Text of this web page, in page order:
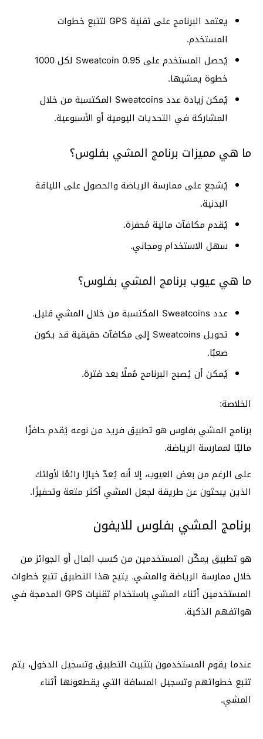
يعتمد البرنامج على تقنية GPS لتتبع خطوات
المستخدم.
يُحصل المستخدم على 0.95 Sweatcoin لكل 1000
خطوة يمشيها.
يُمكن زيادة عدد Sweatcoins المكتسبة من خلال
المشاركة في التحديات اليومية أو الأسبوعية.
ما هي مميزات برنامج المشي بفلوس؟
يُشجع على ممارسة الرياضة والحصول على اللياقة
البدنية.
يُقدم مكافآت مالية مُحفزة.
سهل الاستخدام ومجاني.
ما هي عيوب برنامج المشي بفلوس؟
عدد Sweatcoins المكتسبة من خلال المشي قليل.
تحويل Sweatcoins إلى مكافآت حقيقية قد يكون
صعبًا.
يُمكن أن يُصبح البرنامج مُملًا بعد فترة.
الخلاصة:
برنامج المشي بفلوس هو تطبيق فريد من نوعه يُقدم حافزًا
ماليًا لممارسة الرياضة.
على الرغم من بعض العيوب، إلا أنه يُعدّ خيارًا رائعًا لأولئك
الذين يبحثون عن طريقة لجعل المشي أكثر متعة وتحفيزًا.
برنامج المشي بفلوس للايفون
هو تطبيق يمكّن المستخدمين من كسب المال أو الجوائز من
خلال ممارسة الرياضة والمشي. يتيح هذا التطبيق تتبع خطوات
المستخدمين أثناء المشي باستخدام تقنيات GPS المدمجة في
هواتفهم الذكية.
عندما يقوم المستخدمون بتثبيت التطبيق وتسجيل الدخول، يتم
تتبع خطواتهم وتسجيل المسافة التي يقطعونها أثناء
المشي.